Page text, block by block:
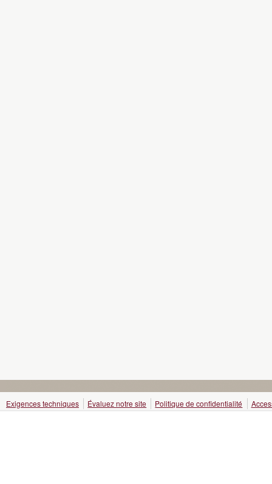
Exigences techniques Évaluez notre site Politique de confidentialité